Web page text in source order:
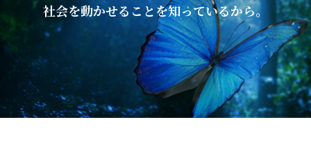
社会を動かせることを知っているから。